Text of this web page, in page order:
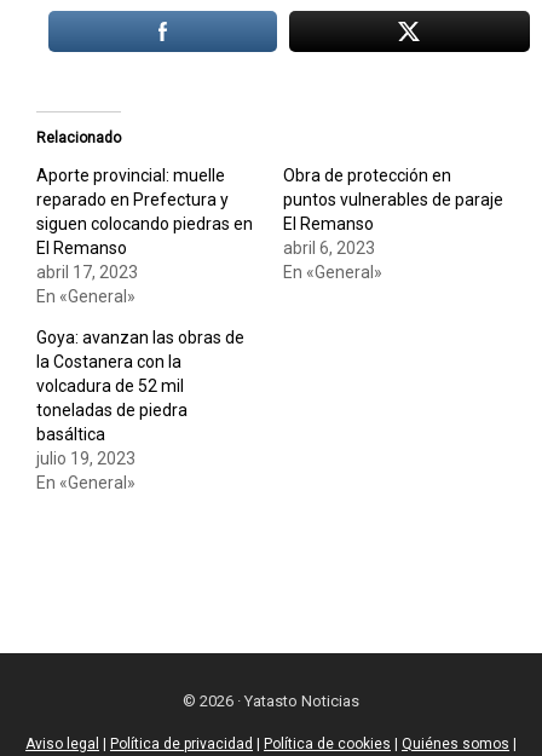
Relacionado
Aporte provincial: muelle
reparado en Prefectura y
siguen colocando piedras en
El Remanso
abril 17, 2023
En «General»
Obra de protección en
puntos vulnerables de paraje
El Remanso
abril 6, 2023
En «General»
Goya: avanzan las obras de
la Costanera con la
volcadura de 52 mil
toneladas de piedra
basáltica
julio 19, 2023
En «General»
© 2026 · Yatasto Noticias
Aviso legal Política de privacidad Política de cookies Quiénes somos